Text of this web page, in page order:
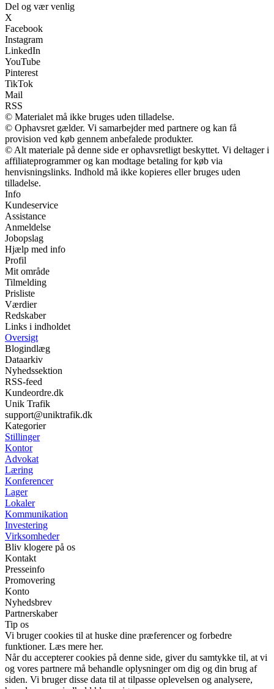
Del og vær venlig
X
Facebook
Instagram
LinkedIn
YouTube
Pinterest
TikTok
Mail
RSS
© Materialet må ikke bruges uden tilladelse.
© Ophavsret gælder. Vi samarbejder med partnere og kan få
provision ved køb gennem anbefalede produkter.
© Alt materiale på denne side er ophavsretligt beskyttet. Vi deltager i
affiliateprogrammer og kan modtage betaling for køb via
henvisningslinks. Indhold må ikke kopieres eller bruges uden
tilladelse.
Info
Kundeservice
Assistance
Anmeldelse
Jobopslag
Hjælp med info
Profil
Mit område
Tilmelding
Prisliste
Værdier
Redskaber
Links i indholdet
Oversigt
Blogindlæg
Dataarkiv
Nyhedssektion
RSS-feed
Kundeordre.dk
Unik Trafik
support@uniktrafik.dk
Kategorier
Stillinger
Kontor
Advokat
Læring
Konferencer
Lager
Lokaler
Kommunikation
Investering
Virksomheder
Bliv klogere på os
Kontakt
Presseinfo
Promovering
Konto
Nyhedsbrev
Partnerskaber
Tip os
Vi bruger cookies til at huske dine præferencer og forbedre
funktioner. Læs mere her.
Når du accepterer cookies på denne side, giver du samtykke til, at vi
og vores partnere må behandle oplysninger om dig og din brug af
siden. Vi bruger disse data til at tilpasse oplevelsen og analysere,